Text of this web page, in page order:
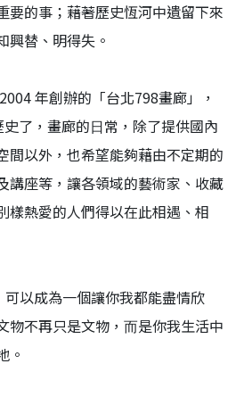
要的事；藉著歷史恆河中遺留下來
興替、明得失。
年創辦的「台北798畫廊」，
了，畫廊的⽇常，除了提供國內
間以外，也希望能夠藉由不定期的
講座等，讓各領域的藝術家、收藏
樣熱愛的⼈們得以在此相遇、相
以成為⼀個讓你我都能盡情欣
物不再只是⽂物，⽽是你我⽣活中
。